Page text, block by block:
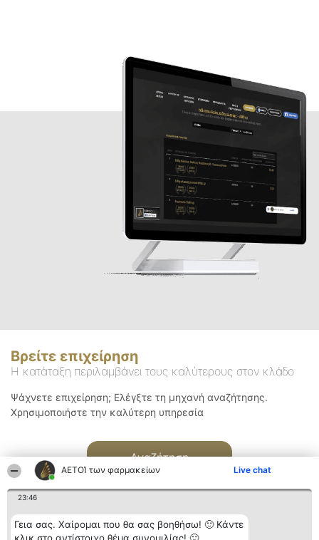
ΑΕΤΟΊ των φαρμακείων Live chat
23:46
Γεια σας. Χαίρομαι που θα σας βοηθήσω! 🙂 Κάντε
Βρείτε επιχείρηση
Η κατάταξη περιλαμβάνει τους καλύτερους στον κλάδο
Ψάχνετε επιχείρηση; Ελέγξτε τη μηχανή αναζήτησης.
Χρησιμοποιήστε την καλύτερη υπηρεσία
Αναζήτηση